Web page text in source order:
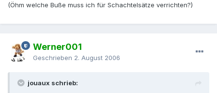
(Öhm welche Buße muss ich für Schachtelsätze verrichten?)
Werner001
Geschrieben 2. August 2006
jouaux schrieb: